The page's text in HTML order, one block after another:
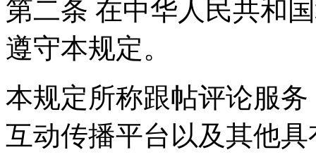
第二条 在中华人民共和
遵守本规定。
本规定所称跟帖评论服
互动传播平台以及其他